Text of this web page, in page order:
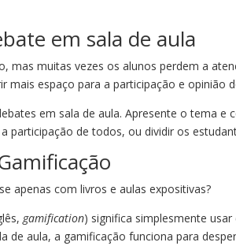
em sala de aula
mas muitas vezes os alunos perdem a
mais espaço para a participação e opinião
em sala de aula. Apresente o tema e
participação de todos, ou dividir os
apenas com livros e aulas expositivas?
gamification) significa simplesmente
de aula, a gamificação funciona para